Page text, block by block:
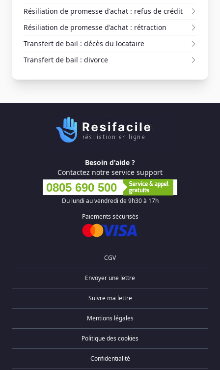
Résiliation de promesse d'achat : refus de crédit
Résiliation de promesse d'achat : rétraction
Transfert de bail : décès du locataire
Transfert de bail : divorce
Besoin d'aide ?
Contactez notre service support
0805 690 500
Du lundi au vendredi de 9h30 à 17h
Paiements sécurisés
CGV
Envoyer une lettre
Suivre ma lettre
Mentions légales
Politique des cookies
Confidentialité